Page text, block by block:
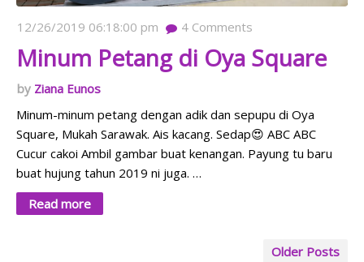
12/26/2019 06:18:00 pm 4 Comments
Minum Petang di Oya Square
Ziana Eunos
Minum-minum petang dengan adik dan sepupu di Oya
Square, Mukah Sarawak. Ais kacang. Sedap😍 ABC ABC
Cucur cakoi Ambil gambar buat kenangan. Payung tu baru
buat hujung tahun 2019 ni juga. …
Read more
Older Posts